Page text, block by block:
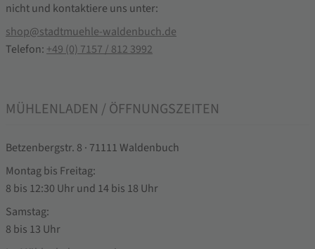
nicht und kontaktiere uns unter:
shop@stadtmuehle-waldenbuch.de
Telefon:+49 (0) 7157 / 812 3992
MÜHLENLADEN / ÖFFNUNGSZEITEN
Betzenbergstr. 8 · 71111 Waldenbuch
Montag bis Freitag:
8 bis 12:30 Uhr und 14 bis 18 Uhr
Samstag:
8 bis 13 Uhr